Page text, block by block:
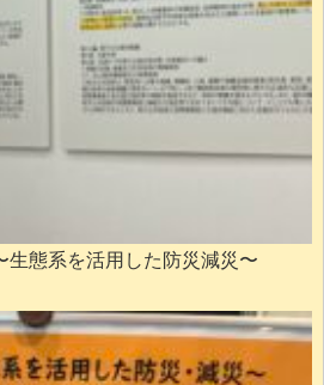
態系を活用した防災減災〜